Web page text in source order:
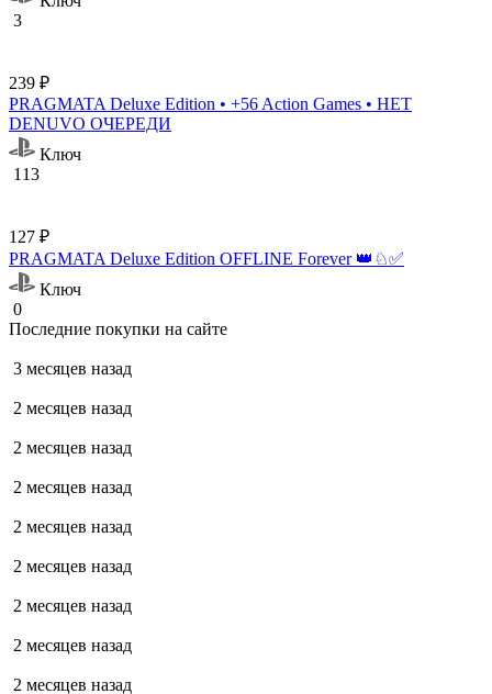
3
239 ₽
PRAGMATA Deluxe Edition • +56 Action Games • НЕТ
DENUVO ОЧЕРЕДИ
Ключ
113
127 ₽
PRAGMATA Deluxe Edition OFFLINE Forever 👑♘✅
Ключ
0
Последние покупки на сайте
3 месяцев назад
2 месяцев назад
2 месяцев назад
2 месяцев назад
2 месяцев назад
2 месяцев назад
2 месяцев назад
2 месяцев назад
2 месяцев назад